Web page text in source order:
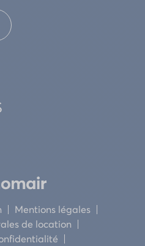
Mentions légales
de location